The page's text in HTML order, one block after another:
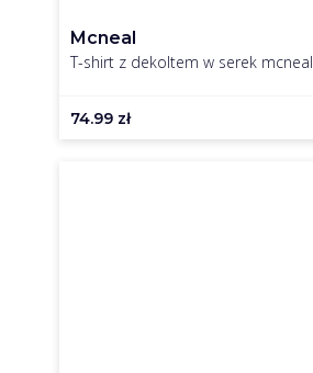
Mcneal
T-shirt z dekoltem w serek mcneal
74.99 zł